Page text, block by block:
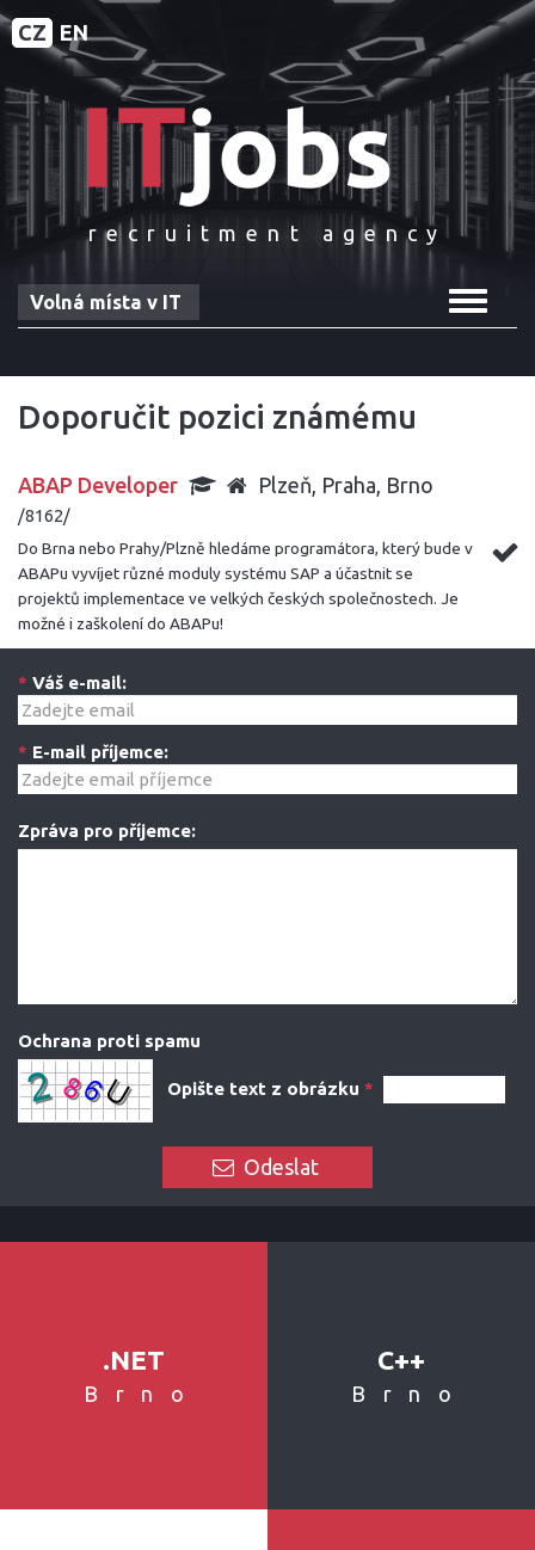
CZ EN
recruitment agency
Toggle
Volná místa v IT
Doporučit pozici známému
ABAP Developer Plzeň, Praha, Brno
/8162/
Do Brna nebo Prahy/Plzně hledáme programátora, který bude v
ABAPu vyvíjet různé moduly systému SAP a účastnit se
projektů implementace ve velkých českých společnostech. Je
možné i zaškolení do ABAPu!
* Váš e-mail:
* E-mail příjemce:
Zpráva pro příjemce:
Ochrana proti spamu
Opište text z obrázku *
Odeslat
.NET
Brno
C++
Brno